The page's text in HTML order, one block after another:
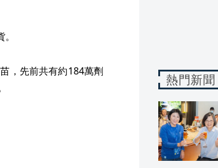
，先前共有約184萬劑
熱門新聞